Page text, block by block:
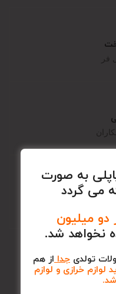
به صورت
می گردد
دو میلیون
نخواهد شد.
تولدی جدا از هم
خرازی و لوازم